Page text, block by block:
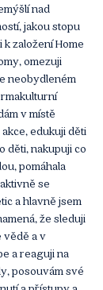
nad
jakou stopu
založení Home
omezuji
neobydleném
v místě
edukuji děti
děti, nakupuji co
pomáhala
se
a hlavně jsem
že sleduji
vědě a v
a reaguji na
posouvám své